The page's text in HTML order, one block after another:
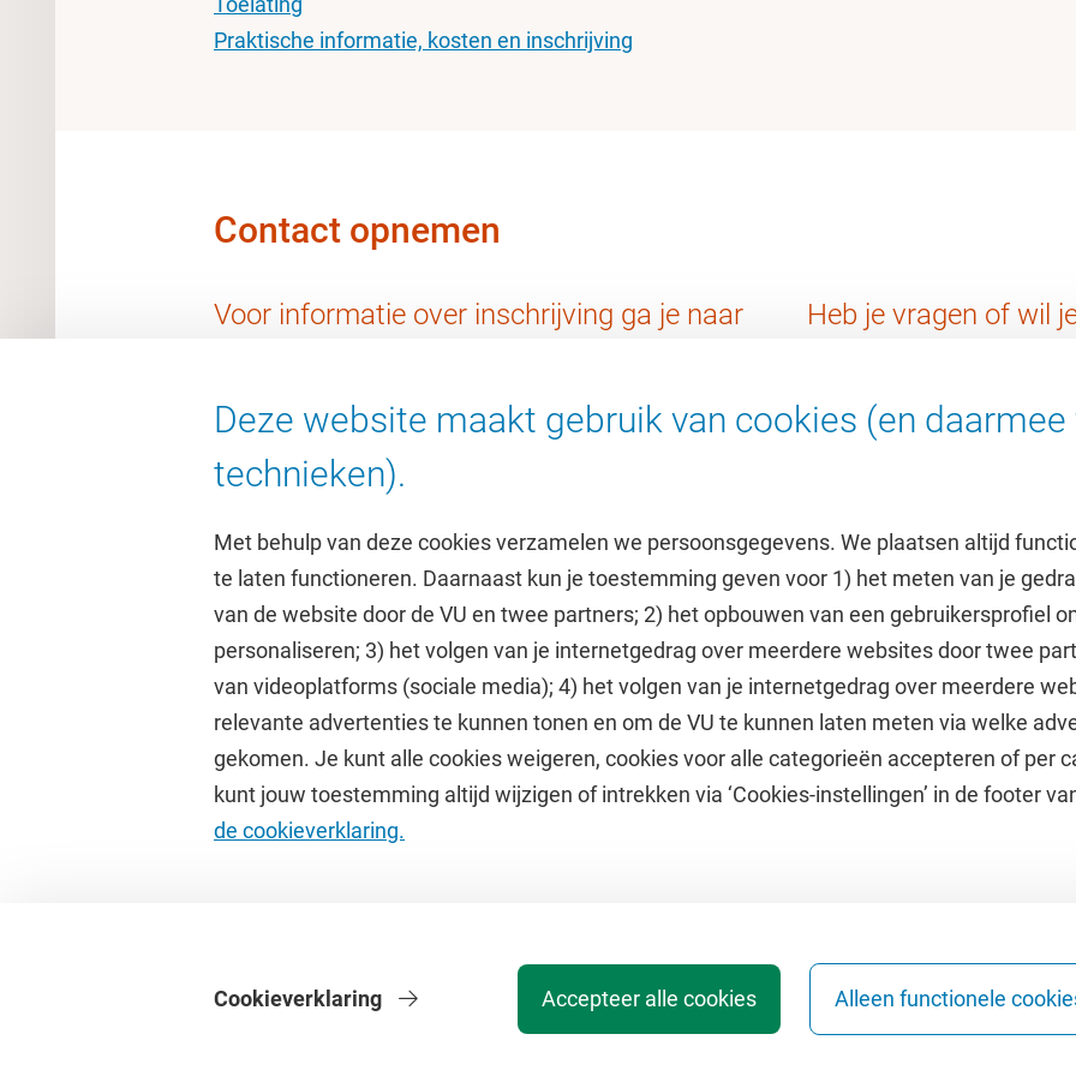
Praktische informatie, kosten en inschrijving
Contact opnemen
Voor informatie over inschrijving ga je naar Heb je vragen of wil
of bel +31 (0)20
Deze website maakt gebruik van cookies (en
technieken).
Met behulp van deze cookies verzamelen we persoonsgegevens. We plaatsen altijd
te laten functioneren. Daarnaast kun je toestemming geven voor 1) het meten van je
van de website door de VU en twee partners; 2) het opbouwen van een gebruikersprofiel
personaliseren; 3) het volgen van je internetgedrag over meerdere websites door twee
van videoplatforms (sociale media); 4) het volgen van je internetgedrag over meerdere
relevante advertenties te kunnen tonen en om de VU te kunnen laten meten via welke
gekomen. Je kunt alle cookies weigeren, cookies voor alle categorieën accepteren of per
kunt jouw toestemming altijd wijzigen of intrekken via ‘Cookies-instellingen’ in de footer
de cookieverklaring.
Accepteer alle cookies Alleen functionele
Cookieverklaring
Direct naar
Cultuur op de campus
Universiteitsbibliotheek
Studie
Academische jaarkalender
Studiegids
Uitgelicht
Doneer aan het VUfonds
VU Magazine